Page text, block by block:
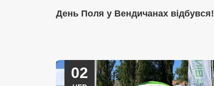
День Поля у Вендичанах відбувся!
02